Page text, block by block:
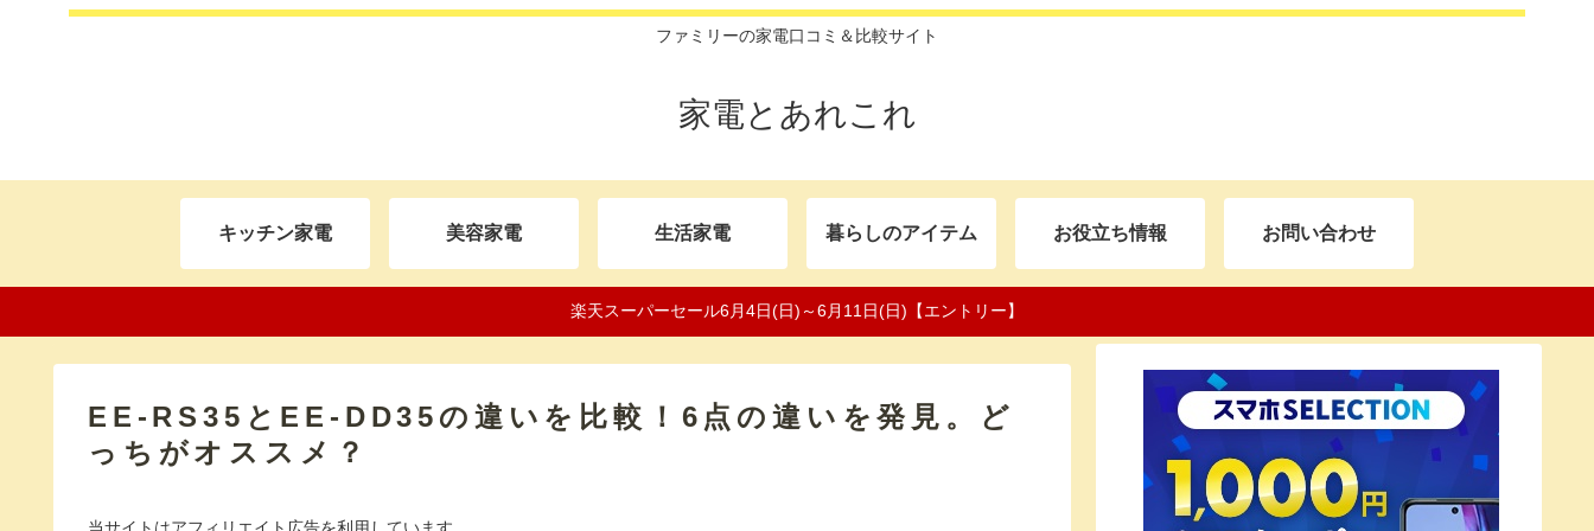
ファミリーの家電口コミ＆比較サイト
家電とあれこれ
キッチン家電 美容家電 生活家電 暮らしのアイテム お役立ち情報 お問い合わせ
楽天スーパーセール6月4日(日)～6月11日(日)【エントリー】
EE-RS35とEE-DD35の違いを比較！6点の違いを発見。ど
っちがオススメ？